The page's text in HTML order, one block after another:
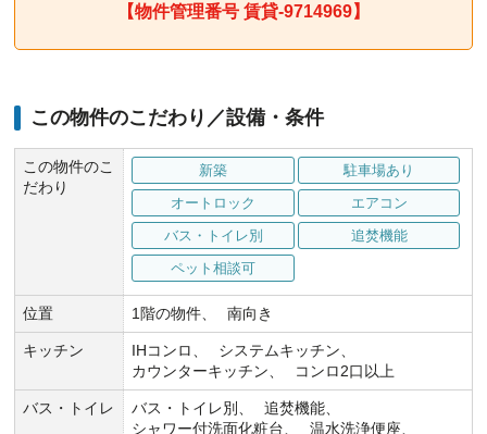
【物件管理番号 賃貸-9714969】
この物件のこだわり／設備・条件
この物件のこ
だわり
新築
駐車場あり
オートロック
エアコン
バス・トイレ別
追焚機能
ペット相談可
位置 1階の物件 南向き
キッチン IHコンロ
システムキッチン
カウンターキッチン
コンロ2口以上
バス・トイレ バス・トイレ別
追焚機能
シャワー付洗面化粧台
温水洗浄便座